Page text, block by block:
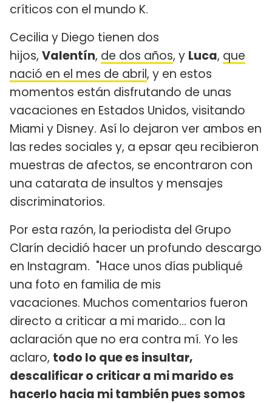
críticos con el mundo K.
Cecilia y Diego tienen dos
hijos, Valentín, de dos años, y Luca, que
nació en el mes de abril, y en estos
momentos están disfrutando de unas
vacaciones en Estados Unidos, visitando
Miami y Disney. Así lo dejaron ver ambos en
las redes sociales y, a epsar qeu recibieron
muestras de afectos, se encontraron con
una catarata de insultos y mensajes
discriminatorios.
Por esta razón, la periodista del Grupo
Clarín decidió hacer un profundo descargo
en Instagram. "Hace unos días publiqué
una foto en familia de mis
vacaciones. Muchos comentarios fueron
directo a criticar a mi marido... con la
aclaración que no era contra mí. Yo les
aclaro, todo lo que es insultar,
descalificar o criticar a mi marido es
hacerlo hacia mi también pues somos